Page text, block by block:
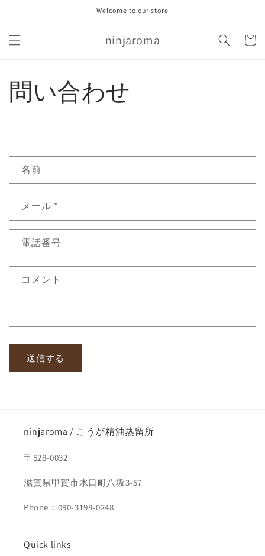
Welcome to our store
ninjaroma
ー
問い合わせ
い
わ
フ
ォ
名前
メール *
電話番号
コメント
送信する
ninjaroma / こうが精油蒸留所
〒528-0032
滋賀県甲賀市水口町八坂3-57
Phone：090-3198-0248
Quick links